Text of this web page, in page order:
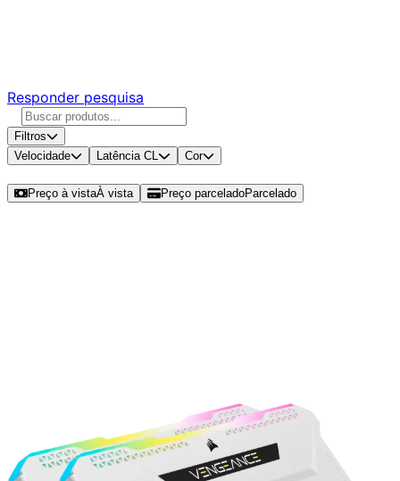
Responder pesquisa
Filtros
Velocidade
Latência CL Cor
Preço à vistaÀ vista Preço parceladoParcelado